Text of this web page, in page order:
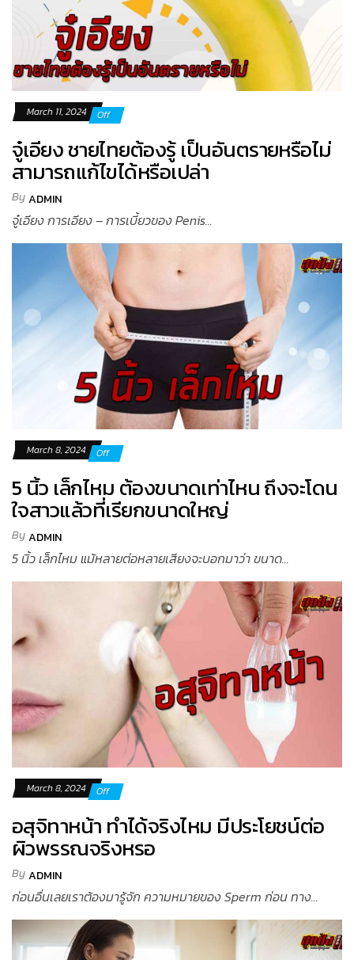
March 11, 2024 Off
จู๋เอียง ชายไทยต้องรู้ เป็นอันตรายหรือไม่
สามารถแก้ไขได้หรือเปล่า
ByADMIN
จู๋เอียง การเอียง – การเบี้ยวของ Penis...
March 8, 2024 Off
5 นิ้ว เล็กไหม ต้องขนาดเท่าไหน ถึงจะโดน
ใจสาวแล้วที่เรียกขนาดใหญ่
ByADMIN
5 นิ้ว เล็กไหม แม้หลายต่อหลายเสียงจะบอกมาว่า ขนาด...
March 8, 2024 Off
อสุจิทาหน้า ทำได้จริงไหม มีประโยชน์ต่อ
ผิวพรรณจริงหรอ
ByADMIN
ก่อนอื่นเลยเราต้องมารู้จัก ความหมายของ Sperm ก่อน ทาง...